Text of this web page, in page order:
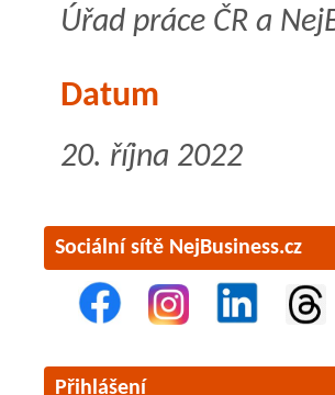
Úřad práce ČR a
Datum
20. října 2022
Sociální sítě NejBusiness.cz
Přihlášení